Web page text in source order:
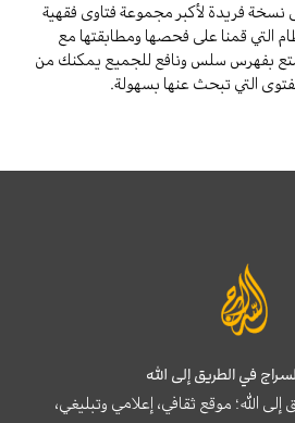
نسخة فريدة لأكبر مجموعة فتاوى فقهية
التي قمنا على فحصها ومطابقتها مع
بفهرس سلس ونافع للجميع يمكنك من
التي تبحث عنها بسهولة.
في الطريق إلى الله
الله؛ موقع ثقافي، إعلامي وتبليغي،